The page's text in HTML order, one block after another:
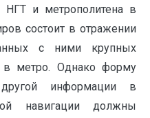
и метрополитена в
состоит в отражении
с ними крупных
в метро. Однако форму
информации в
навигации должны